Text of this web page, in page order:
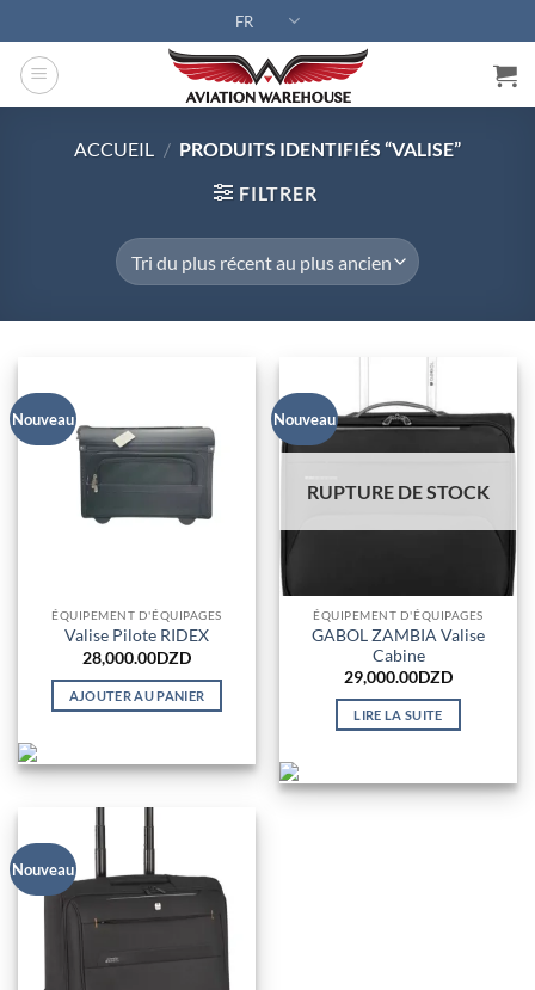
au
contenu
FR
ACCUEIL / PRODUITS IDENTIFIÉS “VALISE”
FILTRER
Nouveau
ÉQUIPEMENT D'ÉQUIPAGES
Valise Pilote RIDEX
28,000.00DZD
AJOUTER AU PANIER
Nouveau
RUPTURE DE STOCK
ÉQUIPEMENT D'ÉQUIPAGES
GABOL ZAMBIA Valise
Cabine
29,000.00DZD
LIRE LA SUITE
Nouveau